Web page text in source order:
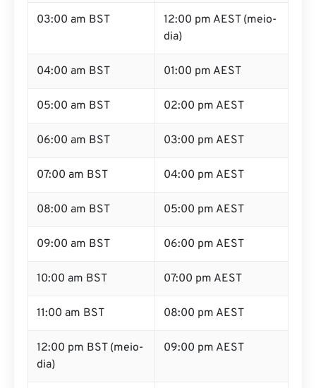
03:00 am BST
12:00 pm AEST (meio-
dia)
04:00 am BST 01:00 pm AEST
05:00 am BST 02:00 pm AEST
06:00 am BST 03:00 pm AEST
07:00 am BST 04:00 pm AEST
08:00 am BST 05:00 pm AEST
09:00 am BST 06:00 pm AEST
10:00 am BST 07:00 pm AEST
11:00 am BST 08:00 pm AEST
12:00 pm BST (meio-
dia)
09:00 pm AEST